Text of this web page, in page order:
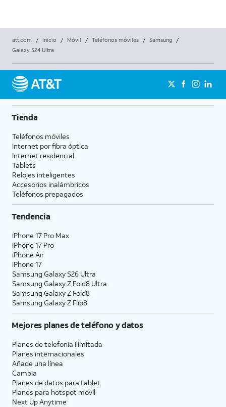
att.com / Inicio / Móvil / Teléfonos móviles / Samsung
/
Galaxy S24 Ultra
Tienda
Teléfonos móviles
Internet por fibra óptica
Internet residencial
Tablets
Relojes inteligentes
Accesorios inalámbricos
Teléfonos prepagados
Tendencia
iPhone 17 Pro Max
iPhone 17 Pro
iPhone Air
iPhone 17
Samsung Galaxy S26 Ultra
Samsung Galaxy Z Fold8 Ultra
Samsung Galaxy Z Fold8
Samsung Galaxy Z Flip8
Mejores planes de teléfono y datos
Planes de telefonía ilimitada
Planes internacionales
Añade una línea
Cambia
Planes de datos para tablet
Planes para hotspot móvil
Next Up Anytime